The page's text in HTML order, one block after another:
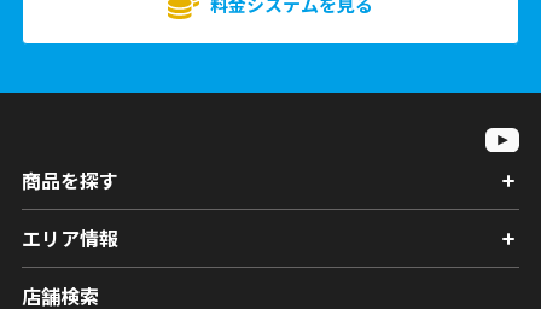
商品を探す
エリア情報
店舗検索